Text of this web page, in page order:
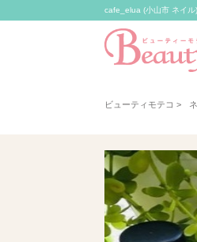
cafe_elua (小山市 ネイル
ビューティモテコ >